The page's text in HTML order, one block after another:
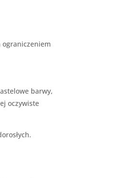
barwy,
oczywiste